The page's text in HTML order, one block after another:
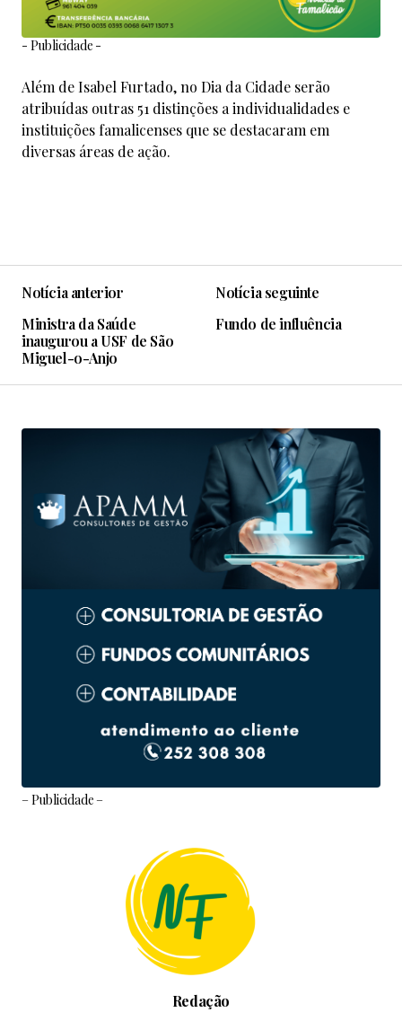
- Publicidade -
Além de Isabel Furtado, no Dia da Cidade serão
atribuídas outras 51 distinções a individualidades e
instituições famalicenses que se destacaram em
diversas áreas de ação.
Notícia anterior
Ministra da Saúde
inaugurou a USF de São
Miguel-o-Anjo
Notícia seguinte
Fundo de influência
– Publicidade –
Redação